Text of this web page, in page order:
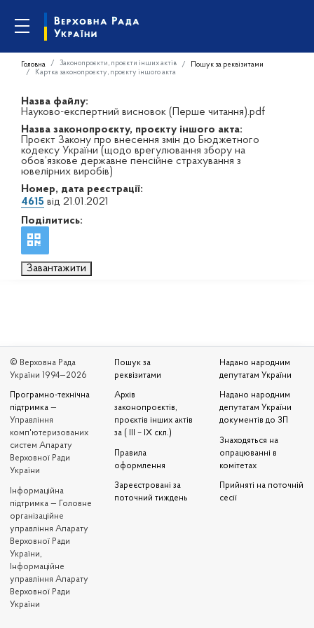
Головна Законопроєкти, проєкти інших актів
Пошук за реквізитами
Картка законопроєкту, проєкту іншого акта
Назва файлу:
Науково-експертний висновок (Перше читання).pdf
Назва законопроєкту, проєкту іншого акта:
Проєкт Закону про внесення змін до Бюджетного
кодексу України (щодо врегулювання збору на
обов’язкове державне пенсійне страхування з
ювелірних виробів)
Номер, дата реєстрації:
4615 від 21.01.2021
Поділитись:
Завантажити
© Верховна Рада
України 1994—2026
Програмно-технічна
підтримка —
Управління
комп'ютеризованих
систем Апарату
Верховної Ради
України
Iнформаційна
підтримка — Головне
організаційне
управління Апарату
Верховної Ради
України,
Інформаційне
управління Апарату
Верховної Ради
України
Пошук за
реквізитами
Архів
законопроєктів,
проєктів інших актів
за ( III – IX скл.)
Правила
оформлення
Зареєстровані за
поточний тиждень
Надано народним
депутатам України
Надано народним
депутатам України
документів до ЗП
Знаходяться на
опрацюванні в
комітетах
Прийняті на поточній
сесії